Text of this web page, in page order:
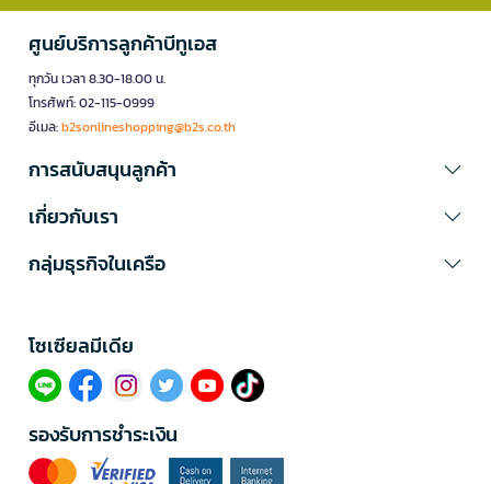
ศูนย์บริการลูกค้าบีทูเอส
ทุกวัน เวลา 8.30-18.00 น.
โทรศัพท์: 02-115-0999
อีเมล:b2sonlineshopping@b2s.co.th
การสนับสนุนลูกค้า
เกี่ยวกับเรา
กลุ่มธุรกิจในเครือ
โซเซียลมีเดีย​
รองรับการชำระเงิน